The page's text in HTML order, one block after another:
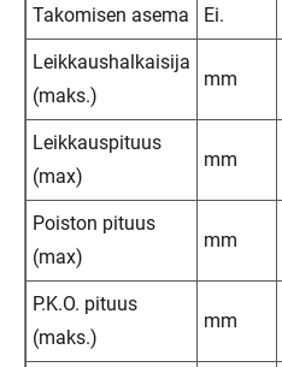
Takomisen asema Ei.
Leikkaushalkaisija
(maks.)
mm
Leikkauspituus
(max)
mm
Poiston pituus
(max)
mm
P.K.O. pituus
(maks.)
mm